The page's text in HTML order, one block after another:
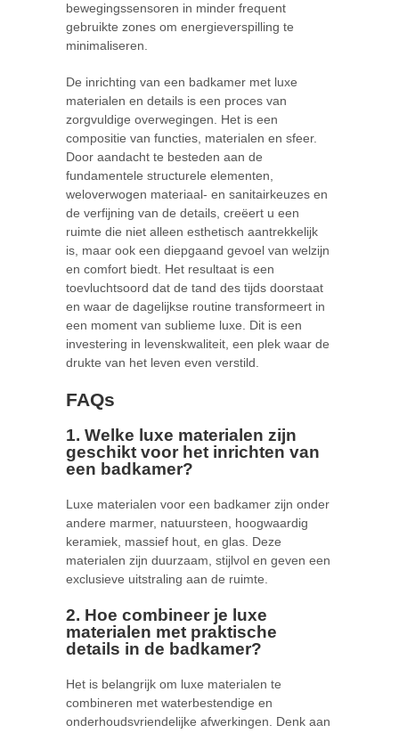
bewegingssensoren in minder frequent
gebruikte zones om energieverspilling te
minimaliseren.
De inrichting van een badkamer met luxe
materialen en details is een proces van
zorgvuldige overwegingen. Het is een
compositie van functies, materialen en sfeer.
Door aandacht te besteden aan de
fundamentele structurele elementen,
weloverwogen materiaal- en sanitairkeuzes en
de verfijning van de details, creëert u een
ruimte die niet alleen esthetisch aantrekkelijk
is, maar ook een diepgaand gevoel van welzijn
en comfort biedt. Het resultaat is een
toevluchtsoord dat de tand des tijds doorstaat
en waar de dagelijkse routine transformeert in
een moment van sublieme luxe. Dit is een
investering in levenskwaliteit, een plek waar de
drukte van het leven even verstild.
FAQs
1. Welke luxe materialen zijn
geschikt voor het inrichten van
een badkamer?
Luxe materialen voor een badkamer zijn onder
andere marmer, natuursteen, hoogwaardig
keramiek, massief hout, en glas. Deze
materialen zijn duurzaam, stijlvol en geven een
exclusieve uitstraling aan de ruimte.
2. Hoe combineer je luxe
materialen met praktische
details in de badkamer?
Het is belangrijk om luxe materialen te
combineren met waterbestendige en
onderhoudsvriendelijke afwerkingen. Denk aan